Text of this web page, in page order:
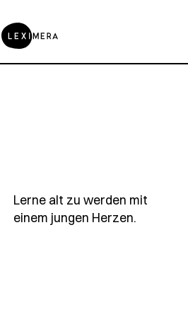
fuer-das-alter
Lerne alt zu werden mit
einem jungen Herzen.